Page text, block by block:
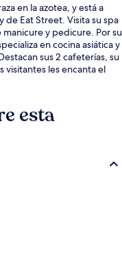
en la azotea, y está a
de Eat Street. Visita su spa
manicure y pedicure. Por su
en cocina asiática y
sus 2 cafeterías, su
visitantes les encanta el
esta